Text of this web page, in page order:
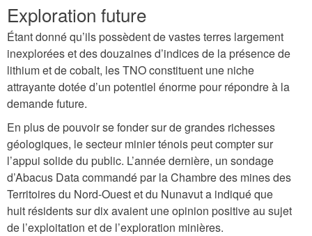
Exploration future
Étant donné qu’ils possèdent de vastes terres largement
inexplorées et des douzaines d’indices de la présence de
lithium et de cobalt, les TNO constituent une niche
attrayante dotée d’un potentiel énorme pour répondre à la
demande future.
En plus de pouvoir se fonder sur de grandes richesses
géologiques, le secteur minier ténois peut compter sur
l’appui solide du public. L’année dernière, un sondage
d’Abacus Data commandé par la Chambre des mines des
Territoires du Nord-Ouest et du Nunavut a indiqué que
huit résidents sur dix avaient une opinion positive au sujet
de l’exploitation et de l’exploration minières.